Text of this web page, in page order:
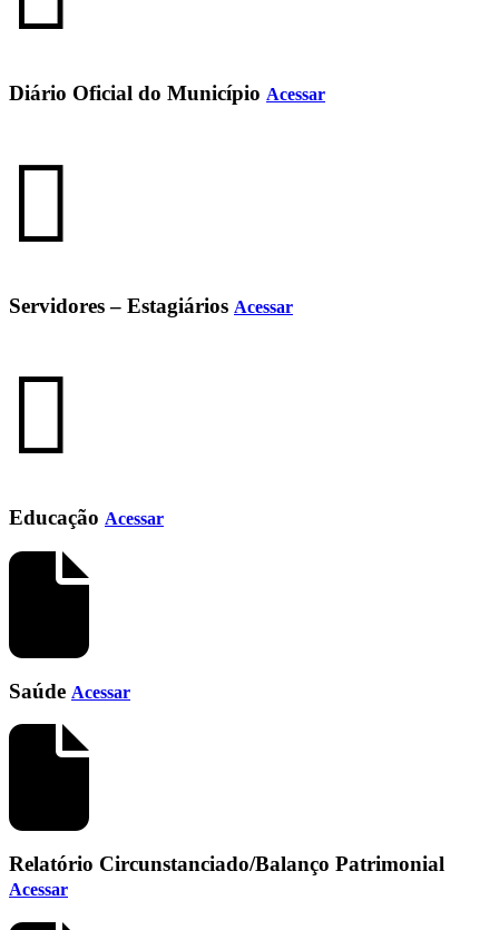
Diário Oficial do Município Acessar
Servidores – Estagiários Acessar
Educação Acessar
Saúde Acessar
Relatório Circunstanciado/Balanço Patrimonial
Acessar